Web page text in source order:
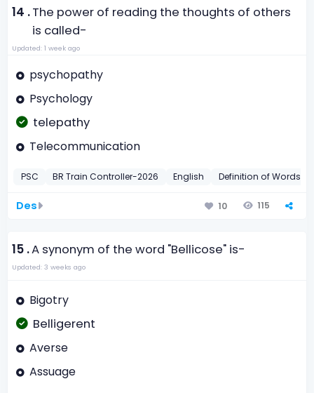
14 .The power of reading the thoughts of others
is called-
Updated: 1 week ago
psychopathy
Psychology
telepathy
Telecommunication
PSC BR Train Controller-2026 English Definition of Words
Des 10 115
15 .A synonym of the word "Bellicose" is-
Updated: 3 weeks ago
Bigotry
Belligerent
Averse
Assuage